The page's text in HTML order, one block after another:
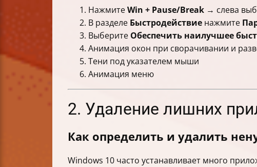
НажмитеWin + Pause/Break → слева
В разделе Быстродействие нажмите
Выберите Обеспечить наилучшее
Анимация окон при сворачивании и
Тени под указателем мыши
Анимация меню
2. Удаление лишних
Как определить и удалить
Windows 10 часто устанавливает много